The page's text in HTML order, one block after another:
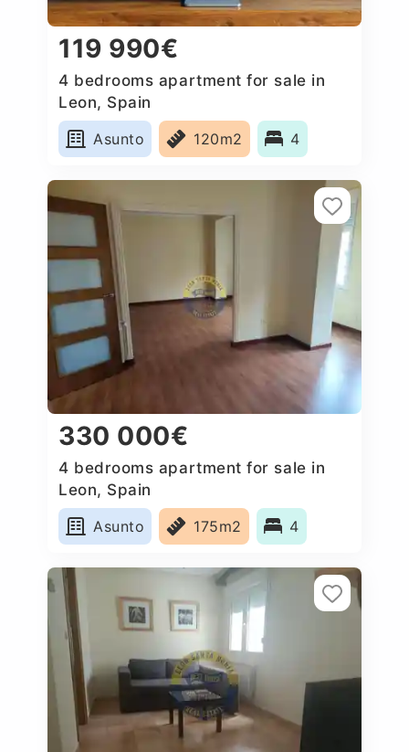
119 990€
4 bedrooms apartment for sale in
Leon, Spain
Asunto
120m2 4
330 000€
4 bedrooms apartment for sale in
Leon, Spain
Asunto
175m2 4